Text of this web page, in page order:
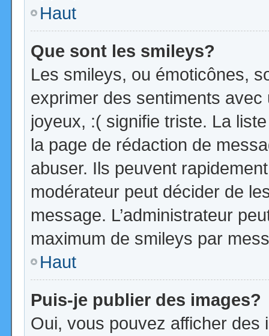
Haut
Que sont les smileys?
Les smileys, ou émoticônes,
exprimer des sentiments
joyeux, :( signifie triste. La
la page de rédaction de
abuser. Ils peuvent
modérateur peut décider de
message. L’administrateur
maximum de smileys par
Haut
Puis-je publier des images?
Oui, vous pouvez afficher